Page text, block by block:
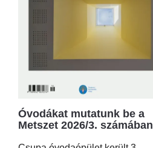
Óvodákat mutatunk be a
Metszet 2026/3. számában